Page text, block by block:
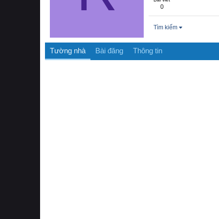
0
Tìm kiếm
Tường nhà Bài đăng Thông tin